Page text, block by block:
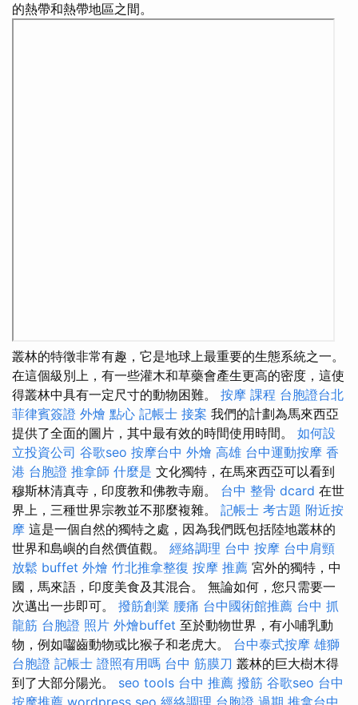
的熱帶和熱帶地區之間。
叢林的特徵非常有趣，它是地球上最重要的生態系統之一。
在這個級別上，有一些灌木和草藥會產生更高的密度，這使
得叢林中具有一定尺寸的動物困難。 按摩 課程 台胞證台北
菲律賓簽證 外燴 點心 記帳士 接案 我們的計劃為馬來西亞
提供了全面的圖片，其中最有效的時間使用時間。 如何設
立投資公司 谷歌seo 按摩台中 外燴 高雄 台中運動按摩 香
港 台胞證 推拿師 什麼是 文化獨特，在馬來西亞可以看到
穆斯林清真寺，印度教和佛教寺廟。 台中 整骨 dcard 在世
界上，三種世界宗教並不那麼複雜。 記帳士 考古題 附近按
摩 這是一個自然的獨特之處，因為我們既包括陸地叢林的
世界和島嶼的自然價值觀。 經絡調理 台中 按摩 台中肩頸
放鬆 buffet 外燴 竹北推拿整復 按摩 推薦 宮外的獨特，中
國，馬來語，印度美食及其混合。 無論如何，您只需要一
次邁出一步即可。 撥筋創業 腰痛 台中國術館推薦 台中 抓
龍筋 台胞證 照片 外燴buffet 至於動物世界，有小哺乳動
物，例如囓齒動物或比猴子和老虎大。 台中泰式按摩 雄獅
台胞證 記帳士 證照有用嗎 台中 筋膜刀 叢林的巨大樹木得
到了大部分陽光。 seo tools 台中 推薦 撥筋 谷歌seo 台中
按摩推薦 wordpress seo 經絡調理 台胞證 過期 推拿台中